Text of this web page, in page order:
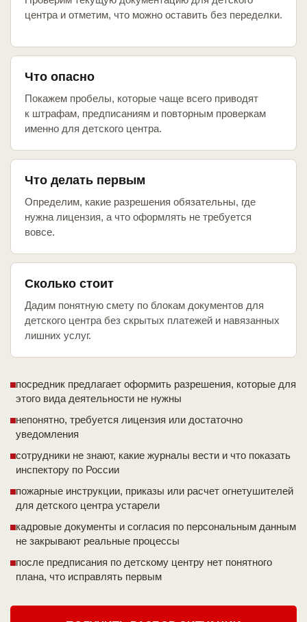
центра и отметим, что можно оставить без переделки.
Что опасно
Покажем пробелы, которые чаще всего приводят
к штрафам, предписаниям и повторным проверкам
именно для детского центра.
Что делать первым
Определим, какие разрешения обязательны, где
нужна лицензия, а что оформлять не требуется
вовсе.
Сколько стоит
Дадим понятную смету по блокам документов для
детского центра без скрытых платежей и навязанных
лишних услуг.
посредник предлагает оформить разрешения, которые для
этого вида деятельности не нужны
непонятно, требуется лицензия или достаточно
уведомления
сотрудники не знают, какие журналы вести и что показать
инспектору по России
пожарные инструкции, приказы или расчет огнетушителей
для детского центра устарели
кадровые документы и согласия по персональным данным
не закрывают реальные процессы
после предписания по детскому центру нет понятного
плана, что исправлять первым